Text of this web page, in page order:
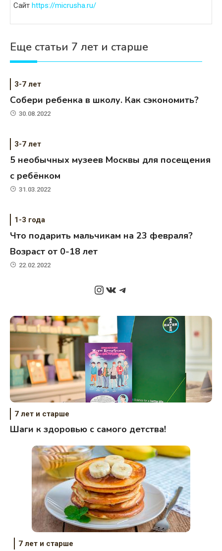
Сайт https://micrusha.ru/
Еще статьи 7 лет и старше
3-7 лет
Собери ребенка в школу. Как сэкономить?
30.08.2022
3-7 лет
5 необычных музеев Москвы для посещения
с ребёнком
31.03.2022
1-3 года
Что подарить мальчикам на 23 февраля?
Возраст от 0-18 лет
22.02.2022
Instagram
ВКонтакте
Telegram
7 лет и старше
Шаги к здоровью с самого детства!
7 лет и старше